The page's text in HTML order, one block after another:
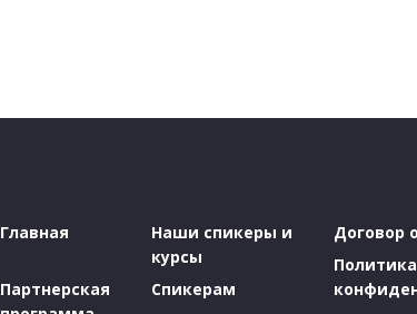
Главная
Наши спикеры и
курсы
Партнерская
Спикерам
Договор
Политика